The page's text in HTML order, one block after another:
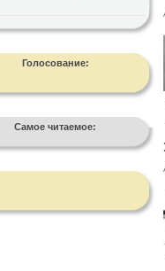
Голосование:
Самое читаемое: